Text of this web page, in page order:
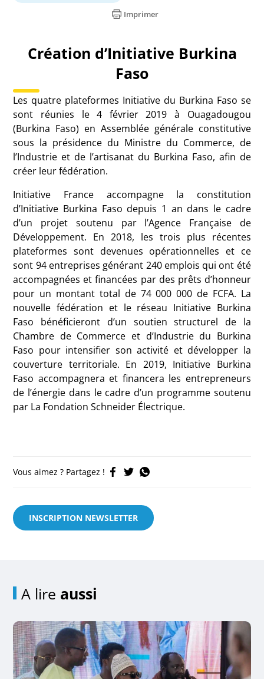
Imprimer
Création d’Initiative Burkina
Faso
Les quatre plateformes Initiative du Burkina Faso se
sont réunies le 4 février 2019 à Ouagadougou
(Burkina Faso) en Assemblée générale constitutive
sous la présidence du Ministre du Commerce, de
l’Industrie et de l’artisanat du Burkina Faso, afin de
créer leur fédération.
Initiative France accompagne la constitution
d’Initiative Burkina Faso depuis 1 an dans le cadre
d’un projet soutenu par l’Agence Française de
Développement. En 2018, les trois plus récentes
plateformes sont devenues opérationnelles et ce
sont 94 entreprises générant 240 emplois qui ont été
accompagnées et financées par des prêts d’honneur
pour un montant total de 74 000 000 de FCFA. La
nouvelle fédération et le réseau Initiative Burkina
Faso bénéficieront d’un soutien structurel de la
Chambre de Commerce et d’Industrie du Burkina
Faso pour intensifier son activité et développer la
couverture territoriale. En 2019, Initiative Burkina
Faso accompagnera et financera les entrepreneurs
de l’énergie dans le cadre d’un programme soutenu
par La Fondation Schneider Électrique.
Vous aimez ? Partagez !
INSCRIPTION NEWSLETTER
A lire aussi